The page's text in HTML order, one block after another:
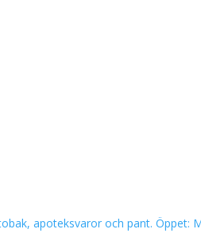
apoteksvaror och pant. Öppet: